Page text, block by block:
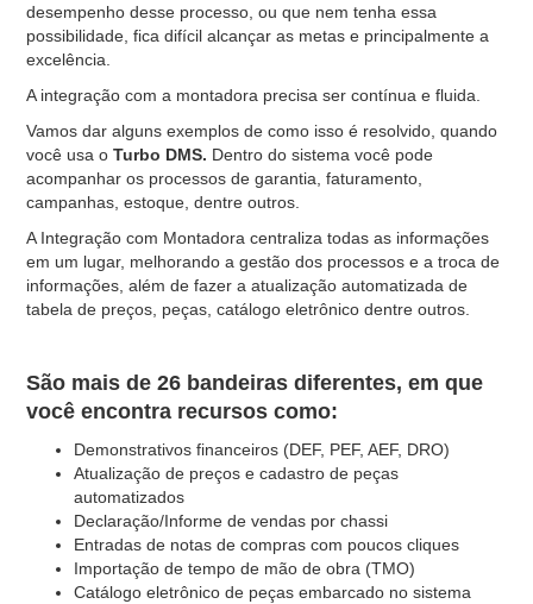
desempenho desse processo, ou que nem tenha essa
possibilidade, fica difícil alcançar as metas e principalmente a
excelência.
A integração com a montadora precisa ser contínua e fluida.
Vamos dar alguns exemplos de como isso é resolvido, quando
você usa oTurbo DMS. Dentro do sistema você pode
acompanhar os processos de garantia, faturamento,
campanhas, estoque, dentre outros.
A Integração com Montadora centraliza todas as informações
em um lugar, melhorando a gestão dos processos e a troca de
informações, além de fazer a atualização automatizada de
tabela de preços, peças, catálogo eletrônico dentre outros.
São mais de 26 bandeiras diferentes, em que
você encontra recursos como:
Demonstrativos financeiros (DEF, PEF, AEF, DRO)
Atualização de preços e cadastro de peças
automatizados
Declaração/Informe de vendas por chassi
Entradas de notas de compras com poucos cliques
Importação de tempo de mão de obra (TMO)
Catálogo eletrônico de peças embarcado no sistema